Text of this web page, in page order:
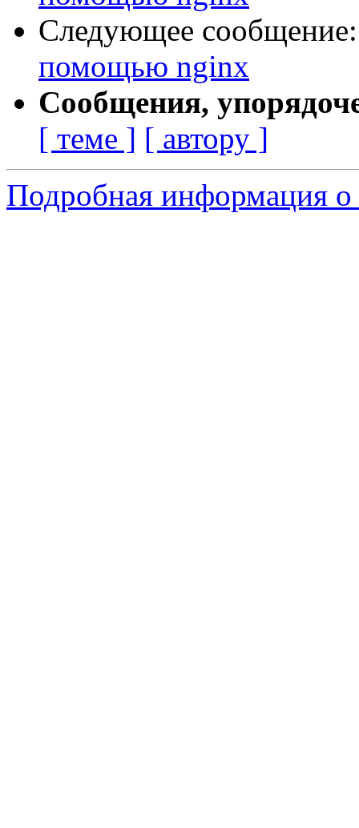
Следующее
помощью nginx
Сообщения,
[ теме ] [ автору ]
Подробная информация